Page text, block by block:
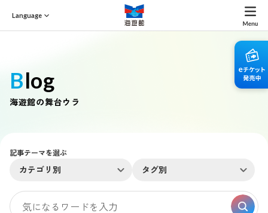
Language
Blog
海遊館の舞台ウラ
記事テーマを選ぶ
カテゴリ別 タグ別